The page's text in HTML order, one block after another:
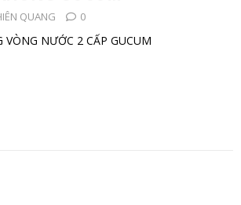
QUANG 0
VÒNG NƯỚC 2 CẤP GUCUM